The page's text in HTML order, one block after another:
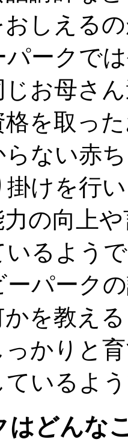
しえる
パークで
お母さ
を取っ
らない赤
掛けを行
の向上
るよう
ーパーク
を教え
かりと
ているよ
はどんな